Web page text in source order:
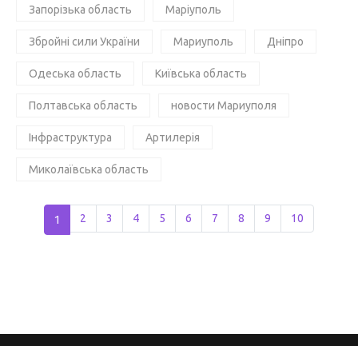
Запорізька область Маріуполь
Збройні сили України Мариуполь Дніпро
Одеська область Київська область
Полтавська область новости Мариуполя
Інфраструктура Артилерія
Миколаївська область
1 2 3 4 5 6 7 8 9 10